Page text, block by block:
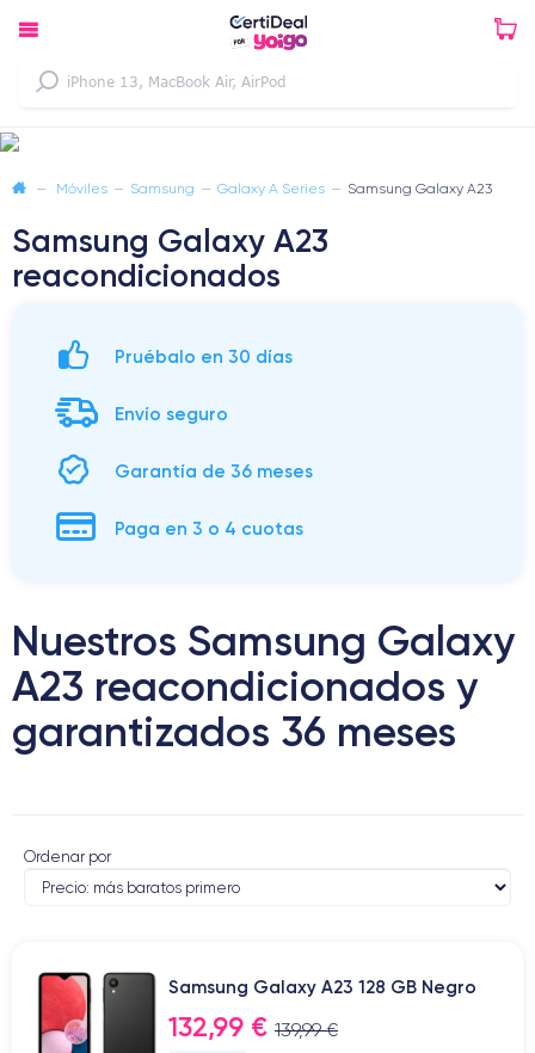
— Móviles — Samsung — Galaxy A Series — Samsung Galaxy A23
Samsung Galaxy A23
reacondicionados
Pruébalo en 30 días
Envío seguro
Garantía de 36 meses
Paga en 3 o 4 cuotas
Nuestros Samsung Galaxy
A23 reacondicionados y
garantizados 36 meses
Ordenar por
Samsung Galaxy A23 128 GB Negro
132,99 € 139,99 €